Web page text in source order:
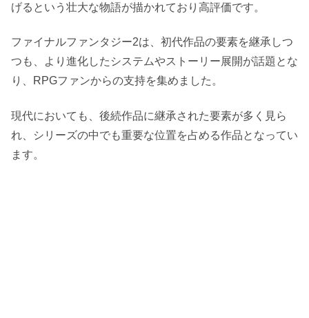
げるという壮大な物語が描かれており高評価です。
ファイナルファンタジー2は、初代作品の要素を継承しつ
つも、より進化したシステムやストーリー展開が話題とな
り、RPGファンからの支持を集めました。
現代においても、後続作品に継承された要素が多く見ら
れ、シリーズの中でも重要な位置を占める作品となってい
ます。